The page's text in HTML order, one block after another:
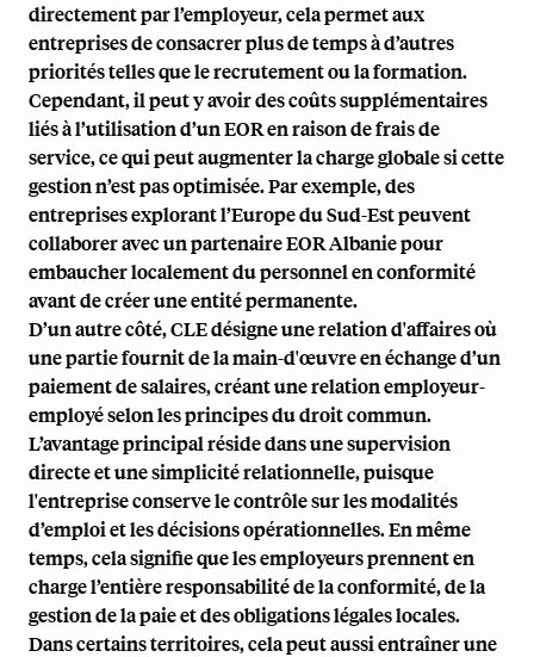
directement par l’employeur, cela permet aux
entreprises de consacrer plus de temps à d’autres
priorités telles que le recrutement ou la formation.
Cependant, il peut y avoir des coûts supplémentaires
liés à l’utilisation d’un EOR en raison de frais de
service, ce qui peut augmenter la charge globale si cette
gestion n’est pas optimisée. Par exemple, des
entreprises explorant l’Europe du Sud-Est peuvent
collaborer avec unpartenaire EOR Albaniepour
embaucher localement du personnel en conformité
avant de créer une entité permanente.
D’un autre côté, CLE désigne une relation d'affaires où
une partie fournit de la main-d'œuvre en échange d’un
paiement de salaires, créant une relation employeur-
employé selon les principes du droit commun.
L’avantage principal réside dans une supervision
directe et une simplicité relationnelle, puisque
l'entreprise conserve le contrôle sur les modalités
d’emploi et les décisions opérationnelles. En même
temps, cela signifie que les employeurs prennent en
charge l’entière responsabilité de la conformité, de la
gestion de la paie et des obligations légales locales.
Dans certains territoires, cela peut aussi entraîner une